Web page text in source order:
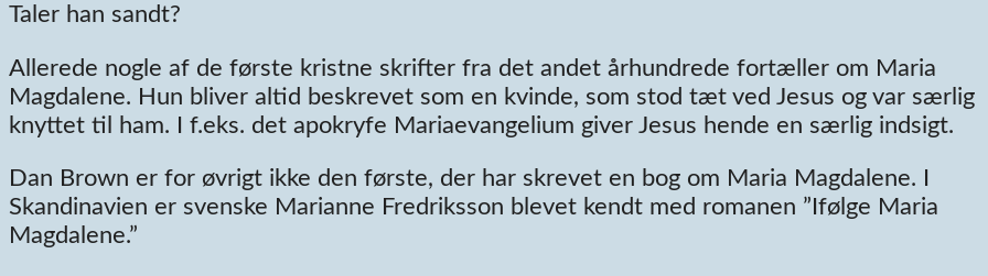
Taler han sandt?
Allerede nogle af de første kristne skrifter fra det andet århundrede fortæller om Maria
Magdalene. Hun bliver altid beskrevet som en kvinde, som stod tæt ved Jesus og var særlig
knyttet til ham. I f.eks. det apokryfe Mariaevangelium giver Jesus hende en særlig indsigt.
Dan Brown er for øvrigt ikke den første, der har skrevet en bog om Maria Magdalene. I
Skandinavien er svenske Marianne Fredriksson blevet kendt med romanen ”Ifølge Maria
Magdalene.”